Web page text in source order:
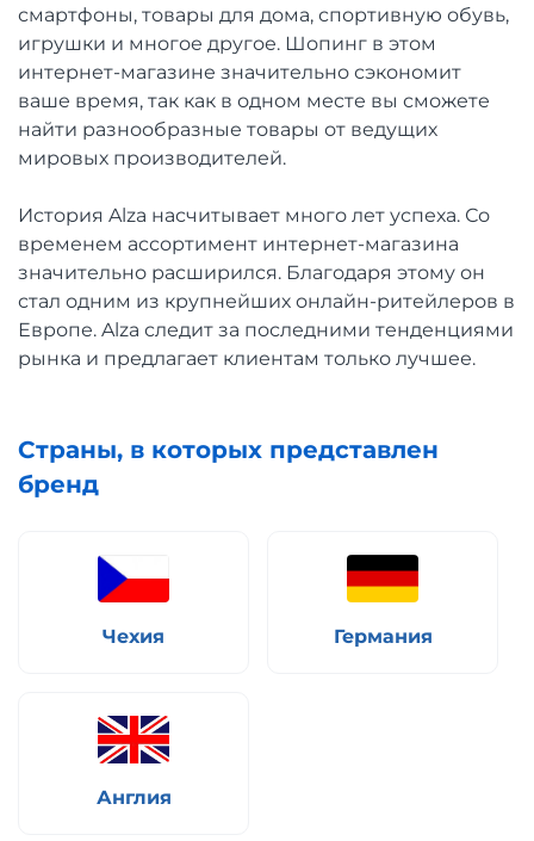
смартфоны, товары для дома, спортивную обувь,
игрушки и многое другое. Шопинг в этом
интернет-магазине значительно сэкономит
ваше время, так как в одном месте вы сможете
найти разнообразные товары от ведущих
мировых производителей.
История Alza насчитывает много лет успеха. Со
временем ассортимент интернет-магазина
значительно расширился. Благодаря этому он
стал одним из крупнейших онлайн-ритейлеров в
Европе. Alza следит за последними тенденциями
рынка и предлагает клиентам только лучшее.
Страны, в которых представлен
бренд
Чехия Германия
Англия